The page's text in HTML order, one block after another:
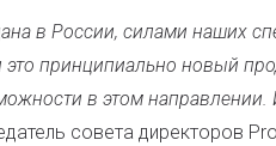
в России, силами наших
принципиально новый
в этом
совета директоров